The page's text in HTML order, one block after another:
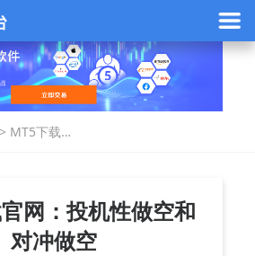
> MT5下载官
网：投机性做空和
对冲做空